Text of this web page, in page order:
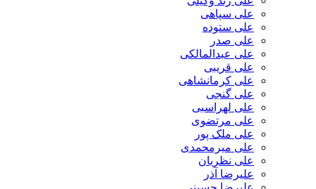
علی سپاهی
علی ستوده
علی صدر
علی عبدالمالکی
علی قریبی
علی کرمانشاهی
علی گنجی
علی لهراسبی
علی مرتضوی
علی ملک پور
علی میرمحمدی
علی نظریان
علیرضا آذر